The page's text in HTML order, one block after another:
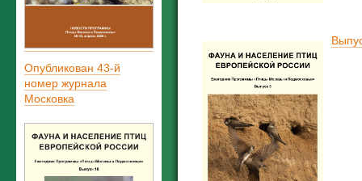
Опубликован 43-й
номер журнала
Московка